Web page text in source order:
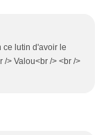
ce lutin d'avoir le
/> Valou<br /> <br />